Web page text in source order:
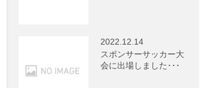
2022.12.14
スポンサーサッカー大
会に出場しました･･･